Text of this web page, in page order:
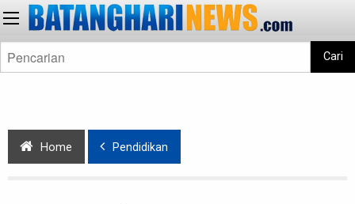
Cari
Home Pendidikan